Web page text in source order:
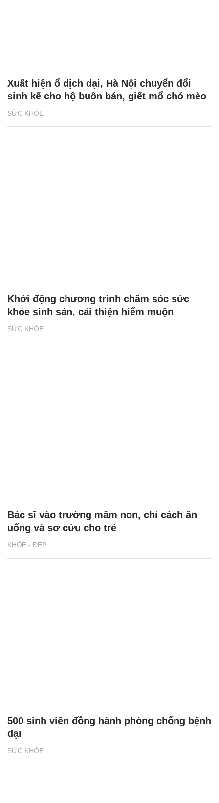
SỨC KHỎE
Xuất hiện ổ dịch dại, Hà Nội chuyển đổi
sinh kế cho hộ buôn bán, giết mổ chó mèo
SỨC KHỎE
Khởi động chương trình chăm sóc sức
khỏe sinh sản, cải thiện hiếm muộn
KHỎE - ĐẸP
Bác sĩ vào trường mầm non, chỉ cách ăn
uống và sơ cứu cho trẻ
SỨC KHỎE
500 sinh viên đồng hành phòng chống bệnh
dại